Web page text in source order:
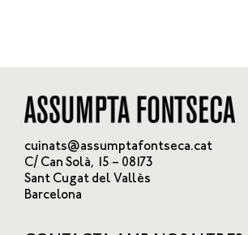
cuinats@assumptafontseca.cat
C/ Can Solà, 15 – 08173
Sant Cugat del Vallès
Barcelona